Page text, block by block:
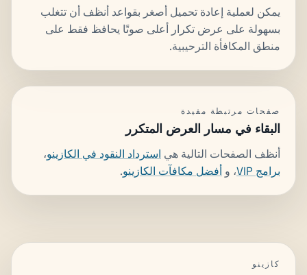
يمكن لعملية إعادة تحميل أصغر بقواعد أنظف أن تتغلب
بسهولة على عرض تكرار أعلى صوتًا يحافظ فقط على
منطق المكافأة الترحيبية.
صفحات مرتبطة مفيدة
البقاء في مسار العرض المتكرر
أنظف الصفحات التالية هي استرداد النقود في الكازينو،
برامج VIP
، و أفضل مكافآت الكازينو.
كازينو